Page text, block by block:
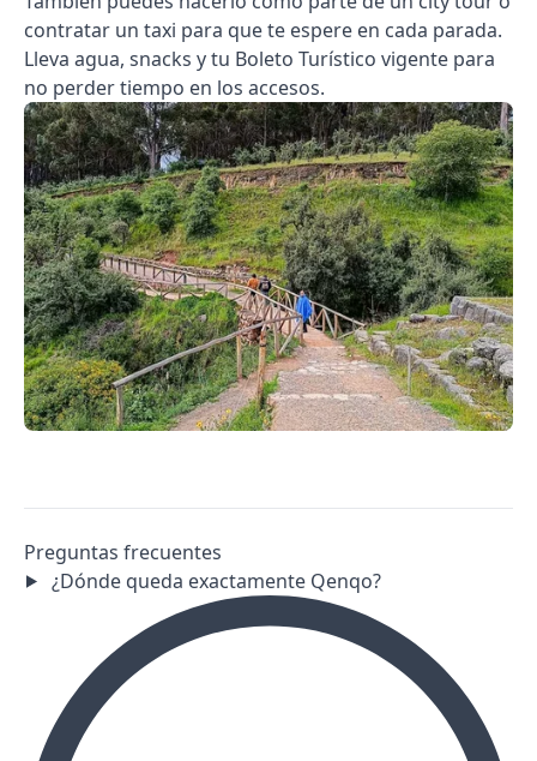
contratar un taxi para que te espere en cada parada.
Lleva agua, snacks y tu Boleto Turístico vigente para
no perder tiempo en los accesos.
Preguntas frecuentes
¿Dónde queda exactamente Qenqo?